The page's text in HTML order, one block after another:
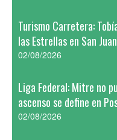
Turismo Carretera:
las Estrellas en San Juan
02/08/2026
Liga Federal: Mitre no
ascenso se define en
02/08/2026